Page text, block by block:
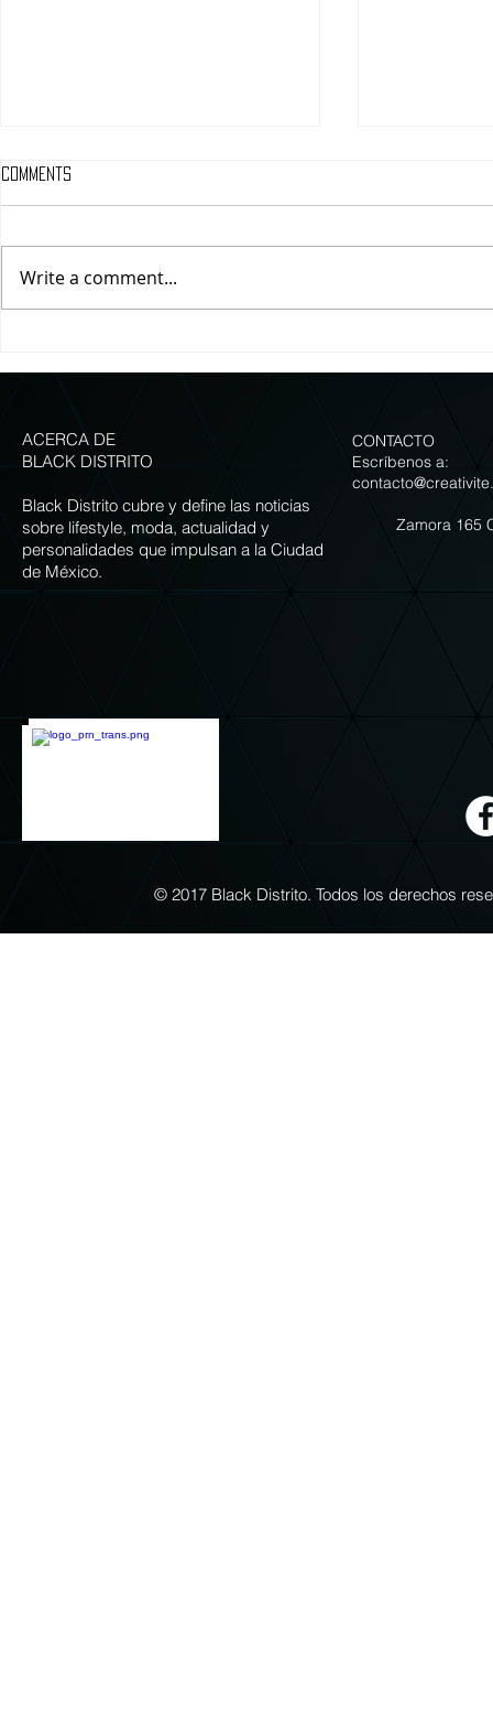
para celebrar la temporada
NOGADA DE LA
Comments
Write a comment...
ACERCA DE
BLACK DISTRITO
Black Distrito cubre y define las noticias
sobre lifestyle, moda, actualidad y
personalidades que impulsan a la Ciudad
de México.
CONTACTO
Escríbenos a:
Zamora 165
© 2017 Black Distrito. Todos los derechos